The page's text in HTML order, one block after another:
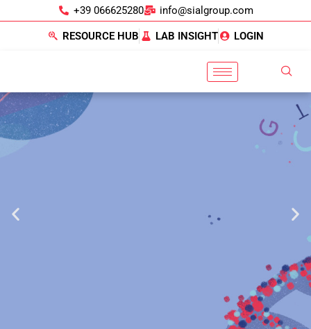
+39 066625280 info@sialgroup.com
RESOURCE HUB LAB INSIGHT LOGIN